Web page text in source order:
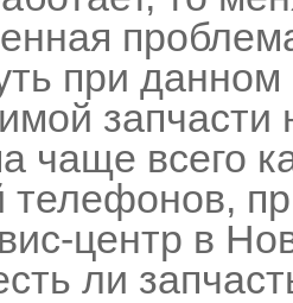
при
запчасти
чаще всего
телефонов,
центр в
ли